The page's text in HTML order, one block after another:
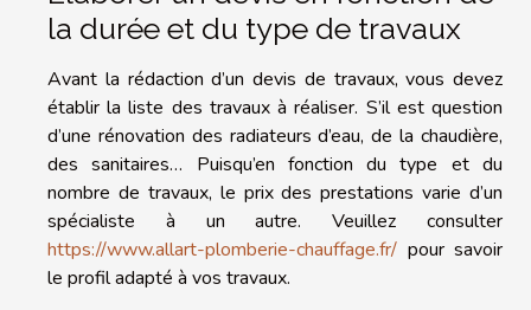
la durée et du type de travaux
Avant la rédaction d’un devis de travaux, vous devez
établir la liste des travaux à réaliser. S’il est question
d’une rénovation des radiateurs d’eau, de la chaudière,
des sanitaires… Puisqu’en fonction du type et du
nombre de travaux, le prix des prestations varie d’un
spécialiste à un autre. Veuillez consulter
https://www.allart-plomberie-chauffage.fr/ pour savoir
le profil adapté à vos travaux.